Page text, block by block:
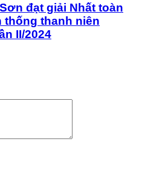
đạt giải Nhất toàn
thống thanh niên
II/2024